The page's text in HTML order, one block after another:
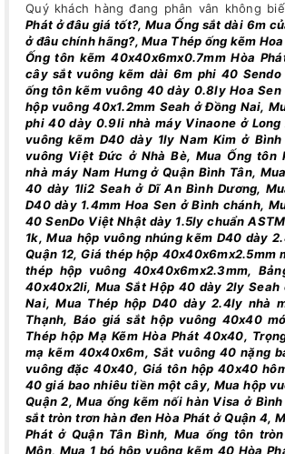
Quý khách hàng đang phân vân không
Phát ở đâu giá tốt?, Mua Ống sắt dài 6m
ở đâu chính hãng?, Mua Thép ống kẽm
Ống tôn kẽm 40x40x6mx0.7mm Hòa
cây sắt vuông kẽm dài 6m phi 40
ống tôn kẽm vuông 40 dày 0.8ly Hoa Sen
hộp vuông 40x1.2mm Seah ở Đồng Nai,
phi 40 dày 0.9li nhà máy Vinaone ở
vuông kẽm D40 dày 1ly Nam Kim ở
vuông Việt Đức ở Nhà Bè, Mua Ống tôn
nhà máy Nam Hưng ở Quận Bình Tân,
40 dày 1li2 Seah ở Dĩ An Bình Dương,
D40 dày 1.4mm Hoa Sen ở Bình chánh,
40 SenDo Việt Nhật dày 1.5ly chuẩn
1k, Mua hộp vuông nhúng kẽm D40 dày
Quận 12, Giá thép hộp 40x40x6mx2.5mm
thép hộp vuông 40x40x6mx2.3mm,
40x40x2li, Mua Sắt Hộp 40 dày 2ly Seah
Nai, Mua Thép hộp D40 dày 2.4ly nhà
Thạnh, Báo giá sắt hộp vuông 40x40
Thép hộp Mạ Kẽm Hòa Phát 40x40,
mạ kẽm 40x40x6m, Sắt vuông 40 nặng
vuông đặc 40x40, Giá tôn hộp 40x40
40 giá bao nhiêu tiền một cây, Mua hộp
Quận 2, Mua ống kẽm nối hàn Visa ở
sắt tròn trơn hàn đen Hòa Phát ở Quận 4,
Phát ở Quận Tân Bình, Mua ống tôn
Môn, Mua 1 bó hộp vuông kẽm 40 Hòa